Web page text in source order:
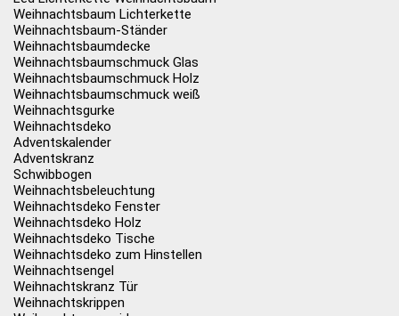
Weihnachtsbaum Lichterkette
Weihnachtsbaum-Ständer
Weihnachtsbaumdecke
Weihnachtsbaumschmuck Glas
Weihnachtsbaumschmuck Holz
Weihnachtsbaumschmuck weiß
Weihnachtsgurke
Weihnachtsdeko
Adventskalender
Adventskranz
Schwibbogen
Weihnachtsbeleuchtung
Weihnachtsdeko Fenster
Weihnachtsdeko Holz
Weihnachtsdeko Tische
Weihnachtsdeko zum Hinstellen
Weihnachtsengel
Weihnachtskranz Tür
Weihnachtskrippen